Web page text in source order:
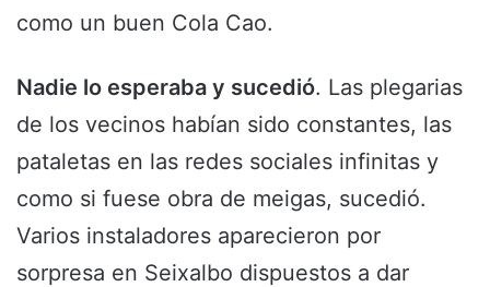
como un buen Cola Cao.
Nadie lo esperaba y sucedió. Las plegarias
de los vecinos habían sido constantes, las
pataletas en las redes sociales infinitas y
como si fuese obra de meigas, sucedió.
Varios instaladores aparecieron por
sorpresa en Seixalbo dispuestos a dar